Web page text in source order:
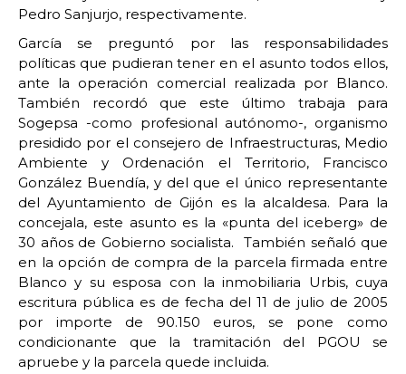
Pedro Sanjurjo, respectivamente.
García se preguntó por las responsabilidades
políticas que pudieran tener en el asunto todos ellos,
ante la operación comercial realizada por Blanco.
También recordó que este último trabaja para
Sogepsa -como profesional autónomo-, organismo
presidido por el consejero de Infraestructuras, Medio
Ambiente y Ordenación el Territorio, Francisco
González Buendía, y del que el único representante
del Ayuntamiento de Gijón es la alcaldesa. Para la
concejala, este asunto es la «punta del iceberg» de
30 años de Gobierno socialista. También señaló que
en la opción de compra de la parcela firmada entre
Blanco y su esposa con la inmobiliaria Urbis, cuya
escritura pública es de fecha del 11 de julio de 2005
por importe de 90.150 euros, se pone como
condicionante que la tramitación del PGOU se
apruebe y la parcela quede incluida.